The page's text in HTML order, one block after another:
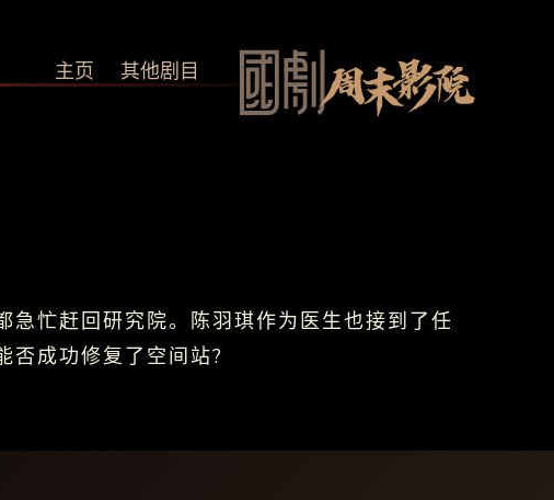
主页 其他剧目
忙赶回研究院。陈羽琪作为医生也接到了任
否成功修复了空间站?